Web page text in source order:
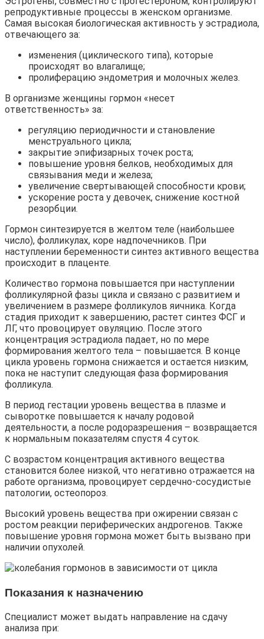
репродуктивные процессы в женском организме.
Самая высокая биологическая активность у эстрадиола,
отвечающего за:
изменения (циклического типа), которые
происходят во влагалище;
пролиферацию эндометрия и молочных желез.
В организме женщины гормон «несет
ответственность» за:
регуляцию периодичности и становление
менструального цикла;
закрытие эпифизарных точек роста;
повышение уровня белков, необходимых для
связывания меди и железа;
увеличение свертывающей способности крови;
ускорение роста у девочек, снижение костной
резорбции.
Гормон синтезируется в желтом теле (наибольшее
число), фолликулах, коре надпочечников. При
наступлении беременности синтез активного вещества
происходит в плаценте.
Количество гормона повышается при наступлении
фолликулярной фазы цикла и связано с развитием и
увеличением в размере фолликулов яичника. Когда
стадия приходит к завершению, растет синтез ФСГ и
ЛГ, что провоцирует овуляцию. После этого
концентрация эстрадиола падает, но по мере
формирования желтого тела – повышается. В конце
цикла уровень гормона снижается и остается низким,
пока не наступит следующая фаза формирования
фолликула.
В период гестации уровень вещества в плазме и
сыворотке повышается к началу родовой
деятельности, а после родоразрешения – возвращается
к нормальным показателям спустя 4 суток.
С возрастом концентрация активного вещества
становится более низкой, что негативно отражается на
работе организма, провоцирует сердечно-сосудистые
патологии, остеопороз.
Высокий уровень вещества при ожирении связан с
ростом реакции периферических андрогенов. Также
повышение уровня гормона может быть вызвано при
наличии опухолей.
Показания к назначению
Специалист может выдать направление на сдачу
анализа при: